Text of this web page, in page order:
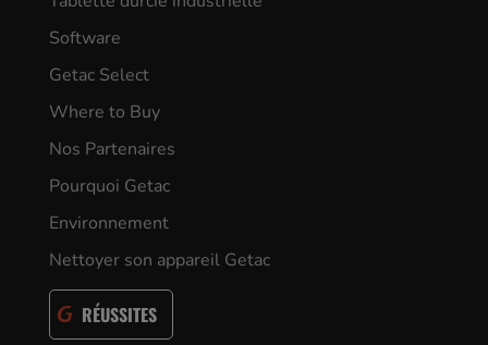
Software
Getac Select
Where to Buy
Nos Partenaires
Pourquoi Getac
Environnement
Nettoyer son appareil Getac
RÉUSSITES